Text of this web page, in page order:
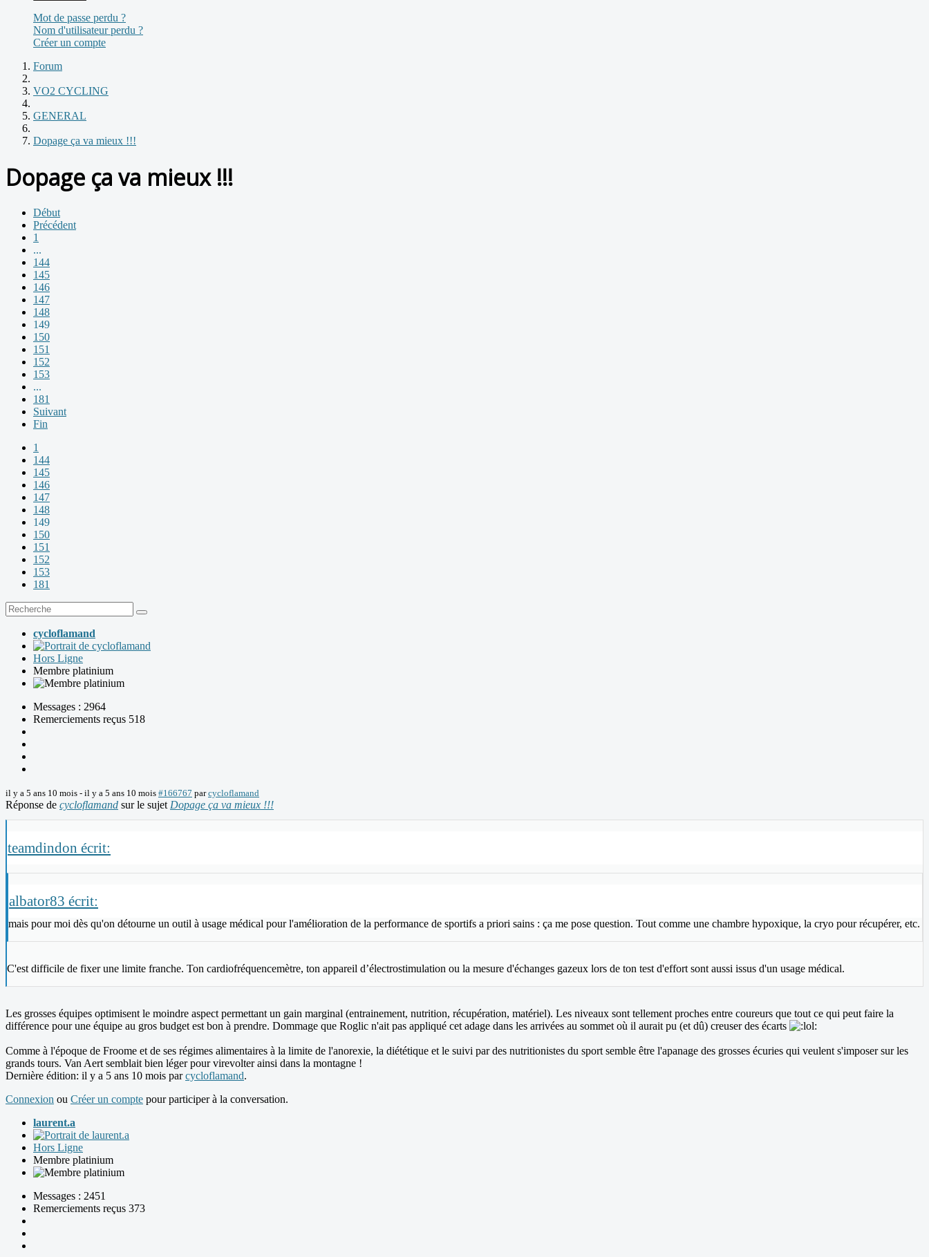
Mot de passe perdu ?
Nom d'utilisateur perdu ?
Créer un compte
Forum
VO2 CYCLING
GENERAL
Dopage ça va mieux !!!
Dopage ça va mieux !!!
Début
Précédent
1
...
144
145
146
147
148
149
150
151
152
153
...
181
Suivant
Fin
1
144
145
146
147
148
149
150
151
152
153
181
cycloflamand
Hors Ligne
Membre platinium
Messages : 2964
Remerciements reçus 518
il y a 5 ans 10 mois - il y a 5 ans 10 mois #166767 parcycloflamand
Réponse de cycloflamand sur le sujet Dopage ça va mieux !!!
teamdindon écrit:
albator83 écrit:
mais pour moi dès qu'on détourne un outil à usage médical pour l'amélioration de la performance de sportifs a priori sains : ça me pose question. Tout comme une chambre hypoxique, la cryo pour récupérer, etc.
C'est difficile de fixer une limite franche. Ton cardiofréquencemètre, ton appareil d’électrostimulation ou la mesure d'échanges gazeux lors de ton test d'effort sont aussi issus d'un usage médical.
Les grosses équipes optimisent le moindre aspect permettant un gain marginal (entrainement, nutrition, récupération, matériel). Les niveaux sont tellement proches entre coureurs que tout ce qui peut faire la
différence pour une équipe au gros budget est bon à prendre. Dommage que Roglic n'ait pas appliqué cet adage dans les arrivées au sommet où il aurait pu (et dû) creuser des écarts
Comme à l'époque de Froome et de ses régimes alimentaires à la limite de l'anorexie, la diététique et le suivi par des nutritionistes du sport semble être l'apanage des grosses écuries qui veulent s'imposer sur les
grands tours. Van Aert semblait bien léger pour virevolter ainsi dans la montagne !
Dernière édition: il y a 5 ans 10 mois parcycloflamand.
Connexion ou Créer un compte pour participer à la conversation.
laurent.a
Hors Ligne
Membre platinium
Messages : 2451
Remerciements reçus 373